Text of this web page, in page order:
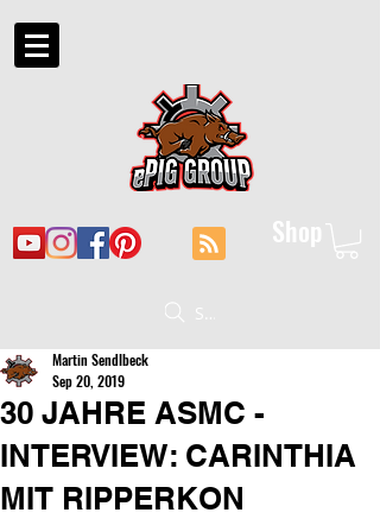
Shop
Suche
30 JAHRE ASMC -
INTERVIEW: CARINTHIA
MIT RIPPERKON
Martin Sendlbeck
Sep 20, 2019